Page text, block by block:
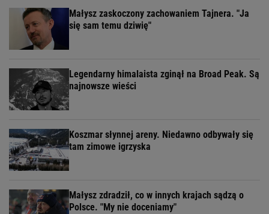
Małysz zaskoczony zachowaniem Tajnera. "Ja
się sam temu dziwię"
Legendarny himalaista zginął na Broad Peak. Są
najnowsze wieści
Koszmar słynnej areny. Niedawno odbywały się
tam zimowe igrzyska
Małysz zdradził, co w innych krajach sądzą o
Polsce. "My nie doceniamy"